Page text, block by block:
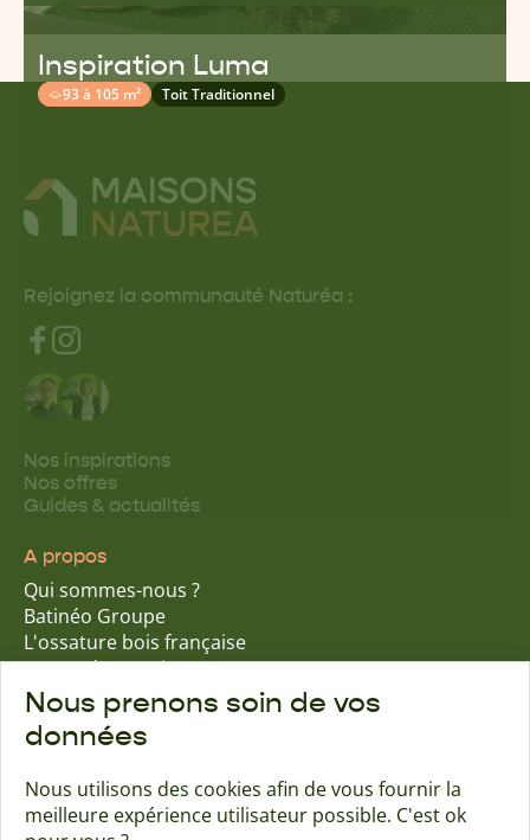
Inspiration Luma
93 à 105 m² Toit Traditionnel
Rejoignez la communauté Naturéa :
Nos inspirations
Nos offres
Guides & actualités
A propos
Qui sommes-nous ?
Batinéo Groupe
L'ossature bois française
15 ans d'expertise
Nos engagements écologiques
Nos garanties assurantielles
Trouver une agence Contact
Nous prenons soin de vos
données
Nous utilisons des cookies afin de vous fournir la
meilleure expérience utilisateur possible. C'est ok